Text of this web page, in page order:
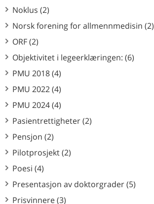
Noklus (2)
Norsk forening for allmennmedisin (2)
ORF (2)
Objektivitet i legeerklæringen: (6)
PMU 2018 (4)
PMU 2022 (4)
PMU 2024 (4)
Pasientrettigheter (2)
Pensjon (2)
Pilotprosjekt (2)
Poesi (4)
Presentasjon av doktorgrader (5)
Prisvinnere (3)